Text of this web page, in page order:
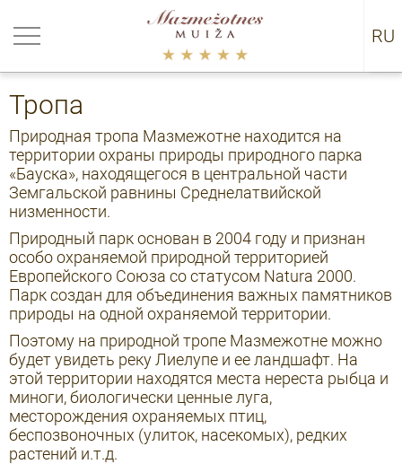
RU
EN
Тропа
Природная тропа Мазмежотне находится на
территории охраны природы природного парка
«Бауска», находящегося в центральной части
Земгальской равнины Среднелатвийской
низменности.
Природный парк основан в 2004 году и признан
особо охраняемой природной территорией
Европейского Союза со статусом Natura 2000.
Парк создан для объединения важных памятников
природы на одной охраняемой территории.
Поэтому на природной тропе Мазмежотне можно
будет увидеть реку Лиелупе и ее ландшафт. На
этой территории находятся места нереста рыбца и
миноги, биологически ценные луга,
месторождения охраняемых птиц,
беспозвоночных (улиток, насекомых), редких
растений и.т.д.
Cookies